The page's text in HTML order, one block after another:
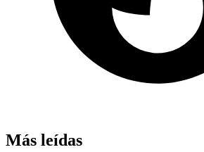
Más leídas